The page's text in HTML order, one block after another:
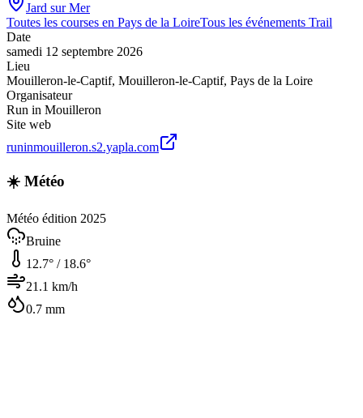
Jard sur Mer
Toutes les courses en Pays de la LoireTous les événements Trail
Date
samedi 12 septembre 2026
Lieu
Mouilleron-le-Captif, Mouilleron-le-Captif, Pays de la Loire
Organisateur
Run in Mouilleron
Site web
runinmouilleron.s2.yapla.com
☀️ Météo
Météo édition 2025
Bruine
12.7° / 18.6°
21.1 km/h
0.7 mm